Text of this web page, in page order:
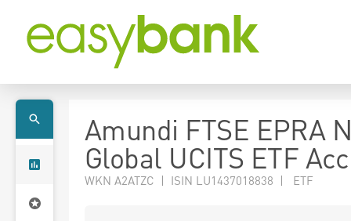
Amundi FTSE EPRA
Global UCITS ETF Acc
WKN A2ATZC | ISIN LU1437018838 | ETF